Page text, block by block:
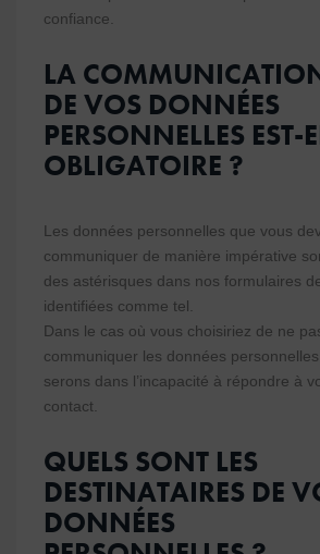
confiance.
LA
DE VOS DONNÉES
PERSONNELLES EST-
OBLIGATOIRE ?
Les données personnelles que vous
communiquer de manière impérative
des astérisques dans nos formulaires
identifiées comme tel.
Dans le cas où vous choisiriez de ne
communiquer les données
serons dans l’incapacité à répondre à
contact.
QUELS SONT LES
DESTINATAIRES DE
DONNÉES